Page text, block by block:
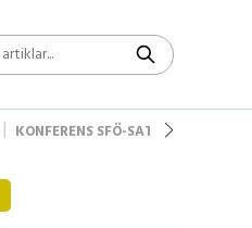
KONFERENS SFÖ-SAT